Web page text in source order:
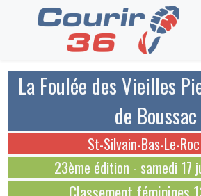
La Foulée des Vieilles
de Boussac
23ème édition - samedi 17
St-Silvain-Bas-Le-